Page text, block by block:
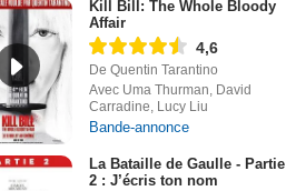
Kill Bill: The Whole Bloody
Affair
4,6
De Quentin Tarantino
Avec Uma Thurman, David
Carradine, Lucy Liu
Bande-annonce
La Bataille de Gaulle - Partie
2 : J’écris ton nom